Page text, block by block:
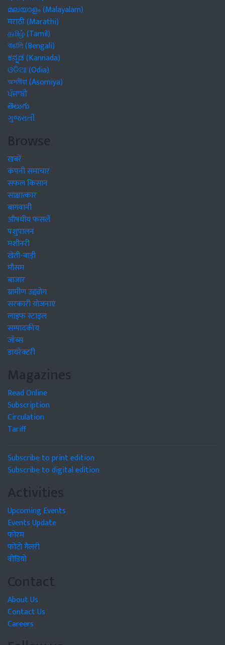
മലയാളം (Malayalam)
मराठी (Marathi)
தமிழ் (Tamil)
বাঙালি (Bengali)
ಕನ್ನಡ (Kannada)
ଓଡିଆ (Odia)
অসমীয়া (Asomiya)
ਪੰਜਾਬੀ
తెలుగు
ગુજરાતી
Browse
खबरें
कंपनी समाचार
सफल किसान
साक्षात्कार
बागवानी
औषधीय फसलें
पशुपालन
मशीनरी
खेती-बाड़ी
मौसम
बाजार
ग्रामीण उद्द्योग
सरकारी योजनाएं
लाइफ स्टाइल
सम्पादकीय
जॉब्स
डायरेक्टरी
Magazines
Read Online
Subscription
Circulation
Tariff
Subscribe to print edition
Subscribe to digital edition
Activities
Upcoming Events
Events Update
फोरम
फोटो गैलरी
वीडियो
Contact
About Us
Contact Us
Careers